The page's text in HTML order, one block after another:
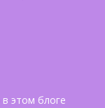
этом блоге